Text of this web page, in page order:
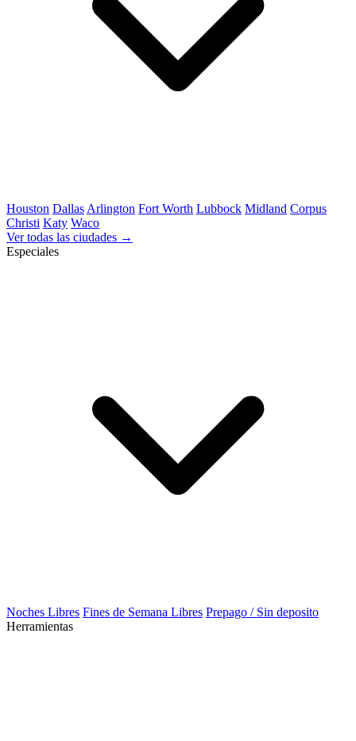
Houston Dallas Arlington Fort Worth Lubbock Midland Corpus
Christi Katy Waco
Ver todas las ciudades →
Especiales
Noches Libres Fines de Semana Libres Prepago / Sin deposito
Herramientas